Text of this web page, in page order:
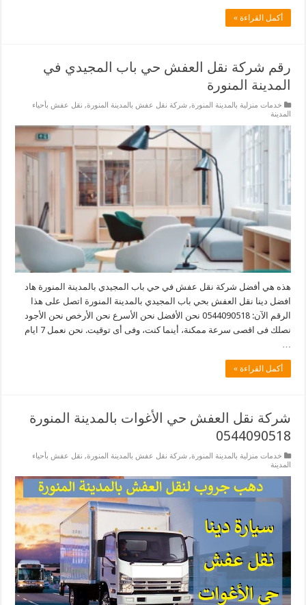
أكمل القراءة »
رقم شركة نقل العفش حي باب المجيدي في
المدينة المنورة
خدمات منزلية بالمدينة المنورة,شركة نقل عفش بالمدينة المنورة, نقل عفش بأحياء
المدينة
هذه هي أفضل شركة نقل عفش في حي باب المجيدي بالمدينة المنورة هاد
افضل دينا نقل العفش بحي باب المجيدي بالمدينة المنورة اتصل على هذا
الرقم الآن: 0544090518 نحن الأفضل نحن الأسرع نحن الأرخص نحن الأجود
نصلك فى اقصى سرعة ممكنة، أينما كنت، وفى أى توقيت. نحن نعمل 7 ايام
أكمل القراءة »
شركة نقل العفش حي الأغوات بالمدينة المنورة
0544090518
خدمات منزلية بالمدينة المنورة,شركة نقل عفش بالمدينة المنورة, نقل عفش بأحياء
المدينة